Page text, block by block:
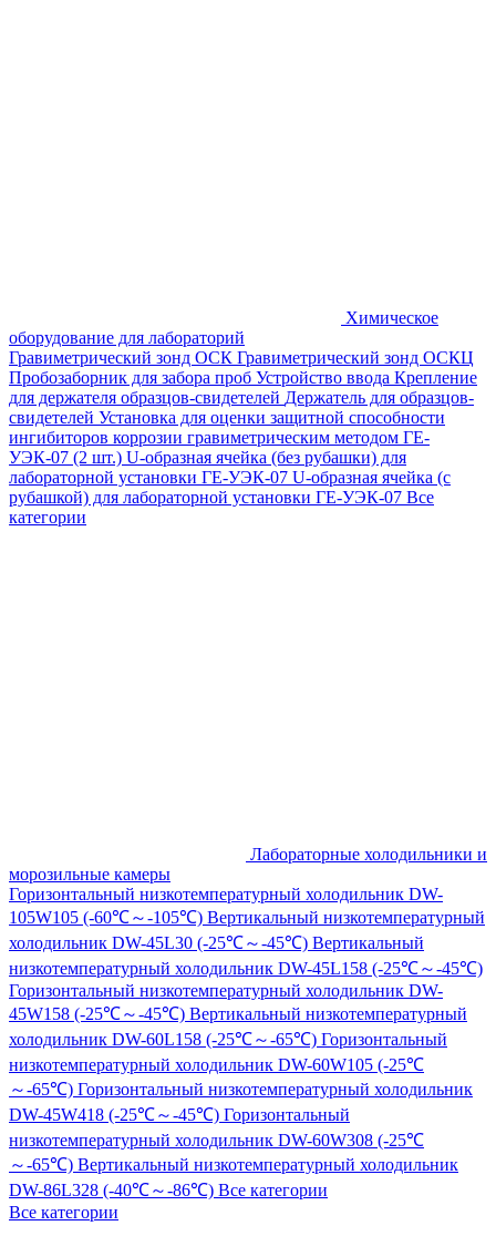
Химическое
оборудование для лабораторий
Гравиметрический зонд ОСК Гравиметрический зонд ОСКЦ
Пробозаборник для забора проб Устройство ввода Крепление
для держателя образцов-свидетелей Держатель для образцов-
свидетелей Установка для оценки защитной способности
ингибиторов коррозии гравиметрическим методом ГЕ-
УЭК-07 (2 шт.) U-образная ячейка (без рубашки) для
лабораторной установки ГЕ-УЭК-07 U-образная ячейка (с
рубашкой) для лабораторной установки ГЕ-УЭК-07 Все
категории
Лабораторные холодильники и
морозильные камеры
Горизонтальный низкотемпературный холодильник DW-
105W105 (-60℃～-105℃) Вертикальный низкотемпературный
холодильник DW-45L30 (-25℃～-45℃) Вертикальный
низкотемпературный холодильник DW-45L158 (-25℃～-45℃)
Горизонтальный низкотемпературный холодильник DW-
45W158 (-25℃～-45℃) Вертикальный низкотемпературный
холодильник DW-60L158 (-25℃～-65℃) Горизонтальный
низкотемпературный холодильник DW-60W105 (-25℃
～-65℃) Горизонтальный низкотемпературный холодильник
DW-45W418 (-25℃～-45℃) Горизонтальный
низкотемпературный холодильник DW-60W308 (-25℃
～-65℃) Вертикальный низкотемпературный холодильник
DW-86L328 (-40℃～-86℃) Все категории
Все категории